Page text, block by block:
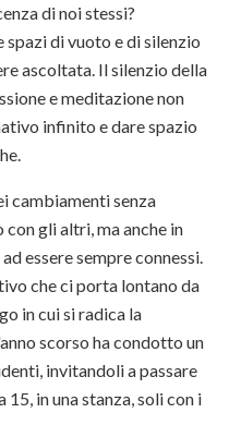
di noi stessi?
spazi di vuoto e di silenzio
ascoltata. Il silenzio della
e meditazione non
infinito e dare spazio
cambiamenti senza
gli altri, ma anche in
essere sempre connessi.
che ci porta lontano da
in cui si radica la
scorso ha condotto un
invitandoli a passare
in una stanza, soli con i